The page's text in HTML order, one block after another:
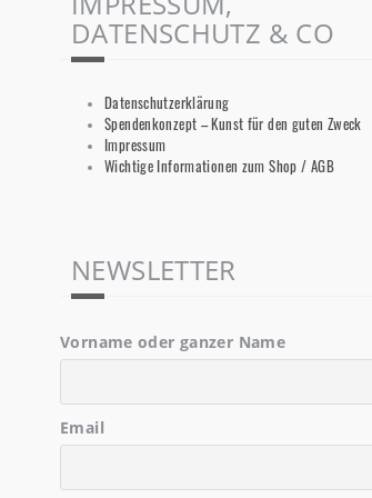
DATENSCHUTZ & CO
Datenschutzerklärung
Spendenkonzept – Kunst für den guten Zweck
Impressum
Wichtige Informationen zum Shop / AGB
NEWSLETTER
Vorname oder ganzer Name
Email